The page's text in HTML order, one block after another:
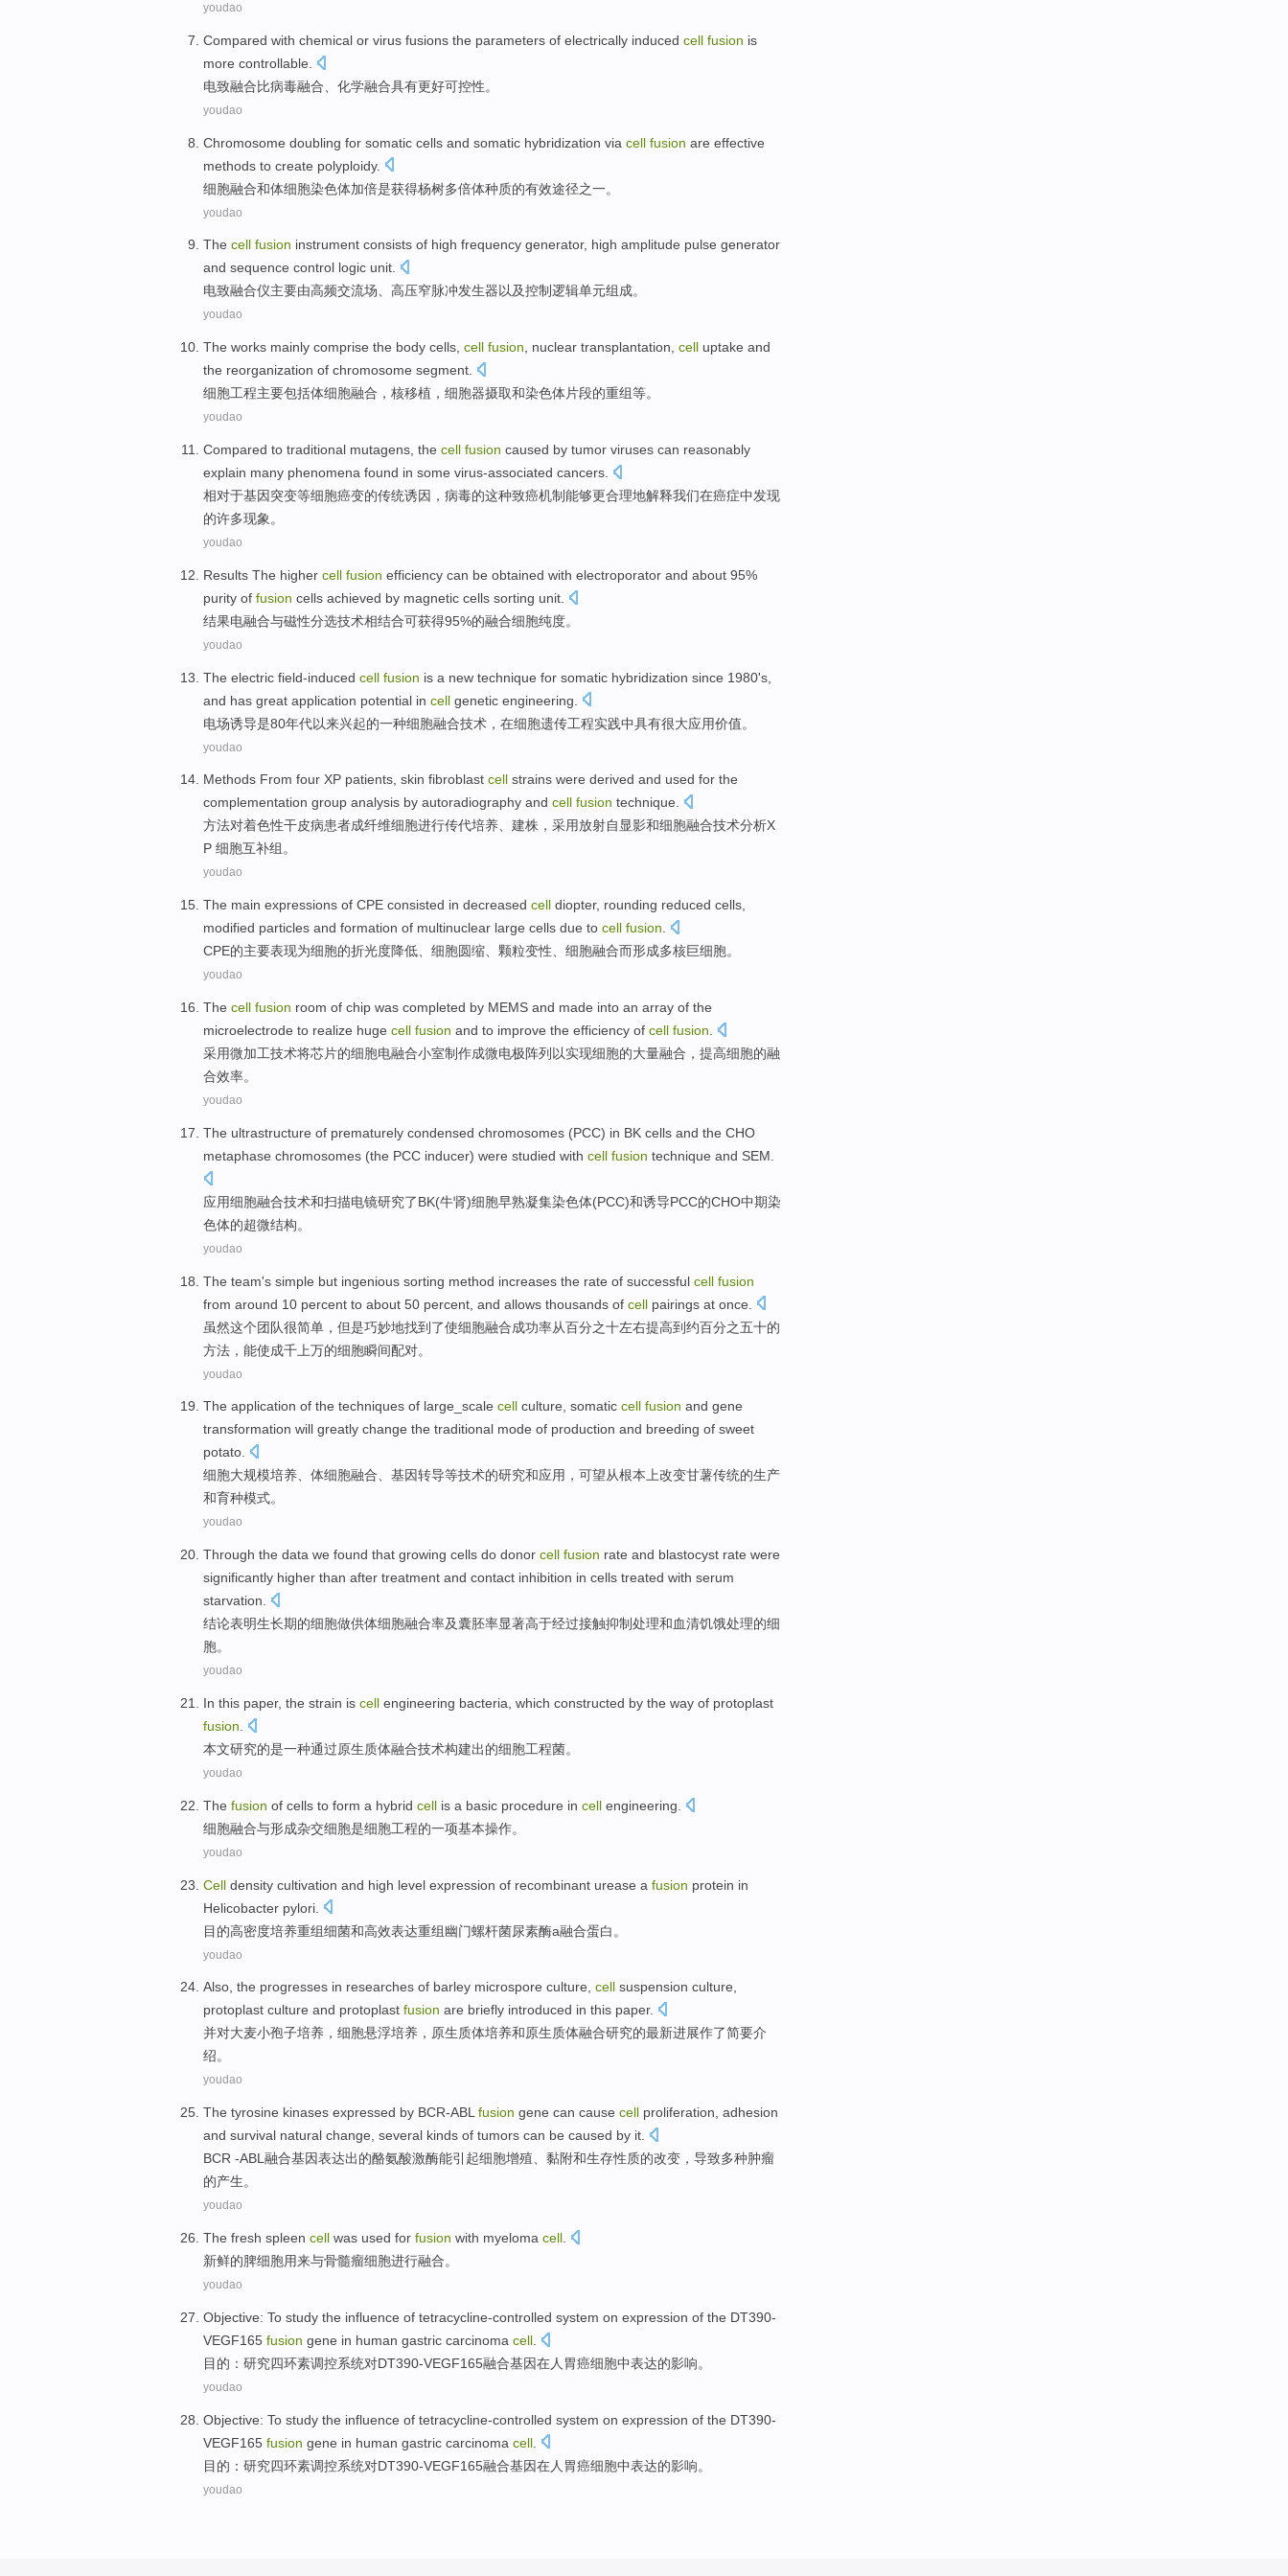
youdao
Compared with chemical or virus fusions the parameters of electrically induced cell fusion is
more controllable
电致融合比病毒融合 化学融合具有更好可控性。
youdao
Chromosome doubling for somatic cells and somatic hybridization via cell fusion are effective
methods to create polyploidy.
细胞融合和体细胞染色体加倍是获得杨树多倍体种质的有效途径之一。
youdao
The cell fusion instrument consists of high frequency generator, high amplitude pulse generator
and sequence control logic unit.
电致融合仪主要由高频交流场、 高压窄脉冲发生器以及控制逻辑单元组成。
youdao
The works mainly comprise the body cells cell fusion nuclear transplantation cell uptake and
the reorganization of chromosome segment
细胞工程主要包括体细胞融合 ， 核移植 ， 细胞器摄取和染色体片段的重组等。
youdao
Compared to traditional mutagens the cell fusion caused by tumor viruses can reasonably
explain many phenomena found in some virus-associated cancers
相对于基因突变等细胞癌变的传统诱因， 病毒的这种致癌机制能够更合理地解释我们在癌症中发现
的许多现象 。
youdao
Results The higher cell fusion efficiency can be obtained with electroporator and about 95%
purity of fusion cells achieved by magnetic cells sorting unit.
结果电融合与磁性分选技术相结合可获得95%的融合细胞纯度。
youdao
The electric field-induced cell fusion is a new technique for somatic hybridization since 1980's,
and has great application potential in cell genetic engineering
电场诱导是80年代以来兴起的一种细胞融合技术 ， 在细胞遗传工程实践中具有很大应用价值。
youdao
Methods From four XP patients, skin fibroblast cell strains were derived and used for the
complementation group analysis by autoradiography and cell fusion technique.
方法对着色性干皮病患者成纤维细胞进行传代培养、建株 ， 采用放射自显影和细胞融合技术分析X
P 细胞互补组。
youdao
The main expressions of CPE consisted in decreased cell diopter, rounding reduced cells
modified particles and formation of multinuclear large cells due to cell fusion
CPE的主要表现为细胞的折光度降低 细胞圆缩、 颗粒变性 、细胞融合而形成多核巨细胞。
youdao
The cell fusion room of chip was completed by MEMS and made into an array of the
microelectrode to realize huge cell fusion and to improve the efficiency of cell fusion
采用微加工技术将芯片的细胞电融合小室制作成微电极阵列 以实现细胞的大量融合， 提高细胞的融
合效率。
youdao
The ultrastructure of prematurely condensed chromosomes (PCC) in BK cells and the CHO
metaphase chromosomes (the PCC inducer) were studied with cell fusion technique and SEM.
应用细胞融合技术和扫描电镜研究了BK(牛肾)细胞早熟凝集染色体(PCC)和诱导PCC的CHO中期染
色体的超微结构。
youdao
The team's simple but ingenious sorting method increases the rate of successful cell fusion
from around 10 percent to about 50 percent, and allows thousands of cell pairings at once.
虽然这个团队很简单 ， 但是巧妙地找到了使细胞融合成功率从百分之十左右提高到约百分之五十的
方法 ，能使成千 上万的细胞瞬间配对。
youdao
The application of the techniques of large_scale cell culture, somatic cell fusion and gene
transformation will greatly change the traditional mode of production and breeding of sweet
potato.
细胞大规模培养、 体细胞融合、 基因转导等技术的研究和应用 ， 可望从根本上改变甘薯传统的生产
和育种模式。
youdao
Through the data we found that growing cells do donor cell fusion rate and blastocyst rate were
significantly higher than after treatment and contact inhibition in cells treated with serum
starvation
结论表明生长期的细胞做供体细胞融合率及囊胚率显著高于经过接触抑制处理和血清饥饿处理的细
胞。
youdao
In this paper, the strain is cell engineering bacteria , which constructed by the way of protoplast
fusion
本文研究的是一种通过原生质体融合技术构建出的细胞工程菌。
youdao
The fusion of cells to form a hybrid cell is a basic procedure in cell engineering
细胞融合与形成杂交细胞是细胞工程的一项基本操作。
youdao
Cell density cultivation and high level expression of recombinant urease a fusion protein in
Helicobacter pylori
目的高密度培养重组细菌和高效表达重组幽门螺杆菌尿素酶a融合蛋白 。
youdao
Also, the progresses in researches of barley microspore culture, cell suspension culture,
protoplast culture and protoplast fusion are briefly introduced in this paper.
并对大麦小孢子培养 ， 细胞悬浮培养， 原生质体培养和原生质体融合研究的最新进展作了简要介
绍。
youdao
The tyrosine kinases expressed by BCR-ABL fusion gene can cause cell proliferation adhesion
and survival natural change several kinds of tumors can be caused by it.
BCR -ABL 融合基因表达出的酪氨酸激酶能引起细胞增殖 黏附和生存性质的改变 ，导致多种肿瘤
的产生。
youdao
The fresh spleen cell was used for fusion with myeloma cell
新鲜的脾细胞用来与骨髓瘤细胞进行融合。
youdao
Objective: To study the influence of tetracycline-controlled system on expression of the DT390-
VEGF165 fusion gene in human gastric carcinoma cell
目的 ： 研究四环素调控系统对DT390-VEGF165融合基因在人 胃癌细胞中表达的影响。
youdao
Objective: To study the influence of tetracycline-controlled system on expression of the DT390-
VEGF165 fusion gene in human gastric carcinoma cell
目的 ： 研究四环素调控系统对DT390-VEGF165融合基因在人 胃癌细胞中表达的影响。
youdao